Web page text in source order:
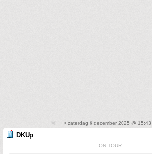
• zaterdag 6 december 2025 @ 15:43
DKUp
ON TOUR